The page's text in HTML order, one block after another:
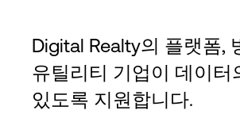
Digital Realty의 플랫폼,
유틸리티 기업이 데이터
있도록 지원합니다.